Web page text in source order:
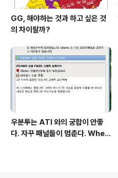
GG, 해야하는 것과 하고 싶은 것
의 차이랄까?
우분투는 ATI 와의 궁합이 안좋
다. 자꾸 패널들이 멈춘다. When